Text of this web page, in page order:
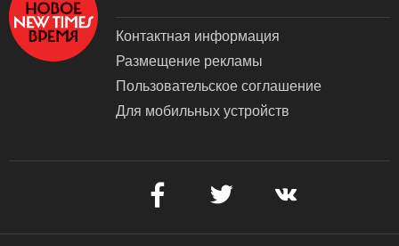
Контактная информация
Размещение рекламы
Пользовательское соглашение
Для мобильных устройств